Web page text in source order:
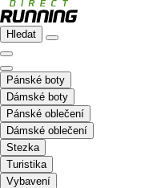
Hledat
Pánské boty
Dámské boty
Pánské oblečení
Dámské oblečení
Stezka
Turistika
Vybavení